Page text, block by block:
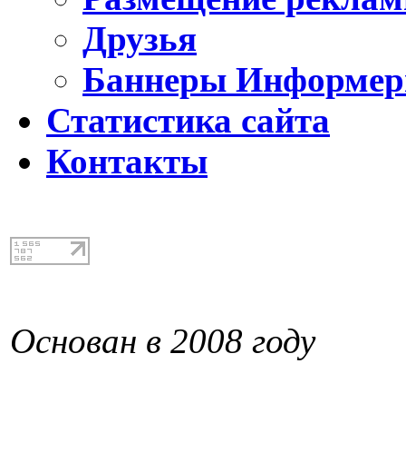
Друзья
Баннеры
Статистика сайта
Контакты
Основан в 2008 году